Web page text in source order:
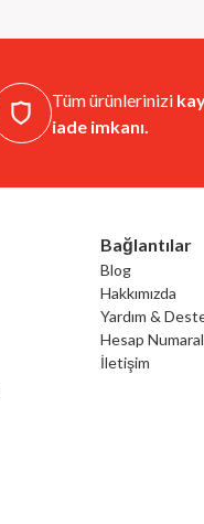
Tüm ürünlerinizi
iade imkanı.
Bağlantılar
Blog
Hakkımızda
Yardım &
Hesap
İletişim